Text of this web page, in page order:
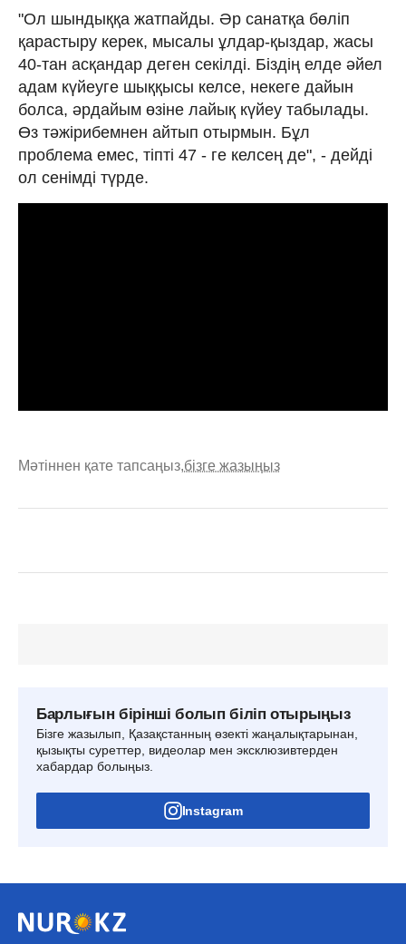
"Ол шындыққа жатпайды. Әр санатқа бөліп
қарастыру керек, мысалы ұлдар-қыздар, жасы
40-тан асқандар деген секілді. Біздің елде әйел
адам күйеуге шыққысы келсе, некеге дайын
болса, әрдайым өзіне лайық күйеу табылады.
Өз тәжірибемнен айтып отырмын. Бұл
проблема емес, тіпті 47 - ге келсең де", - дейді
ол сенімді түрде.
Мәтіннен қате тапсаңыз,бізге жазыңыз
Барлығын бірінші болып біліп отырыңыз
Бізге жазылып, Қазақстанның өзекті жаңалықтарынан,
қызықты суреттер, видеолар мен эксклюзивтерден
хабардар болыңыз.
Instagram